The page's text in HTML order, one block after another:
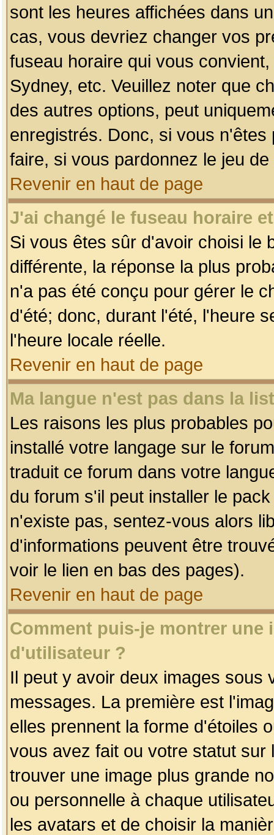
sont les heures affichées dans
cas, vous devriez changer vos
fuseau horaire qui vous
Sydney, etc. Veuillez noter que
des autres options, peut
enregistrés. Donc, si vous
faire, si vous pardonnez le jeu
Revenir en haut de page
J'ai changé le fuseau horaire
Si vous êtes sûr d'avoir choisi le
différente, la réponse la plus
n'a pas été conçu pour gérer le
d'été; donc, durant l'été, l'heure
l'heure locale réelle.
Revenir en haut de page
Ma langue n'est pas dans la
Les raisons les plus probables
installé votre langage sur le
traduit ce forum dans votre
du forum s'il peut installer le
n'existe pas, sentez-vous alors
d'informations peuvent être
voir le lien en bas des pages).
Revenir en haut de page
Comment puis-je montrer une
d'utilisateur ?
Il peut y avoir deux images sous
messages. La première est
elles prennent la forme d'étoiles
vous avez fait ou votre statut
trouver une image plus grande
ou personnelle à chaque
les avatars et de choisir la